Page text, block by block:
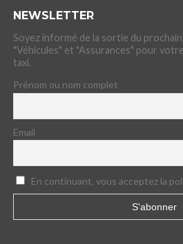
NEWSLETTER
Soyez informé de la sortie du
"Véhicules" et "Assurances" pour
taxi.
Prénom ou nom complet
Email
En continuant, vous acceptez la